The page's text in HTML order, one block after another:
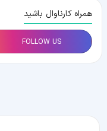
همراه کارناوال باشید
FOLLOW US